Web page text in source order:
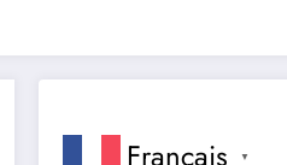
Français ▼